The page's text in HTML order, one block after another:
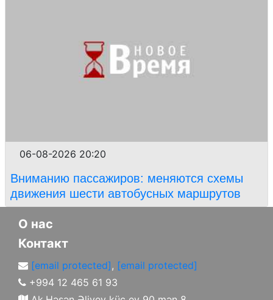
06-08-2026 20:20
Вниманию пассажиров: меняются схемы
движения шести автобусных маршрутов
О нас
Контакт
[email protected], [email protected]
+994 12 465 61 93